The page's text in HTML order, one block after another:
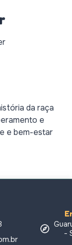
da raça
e
e bem-estar
-